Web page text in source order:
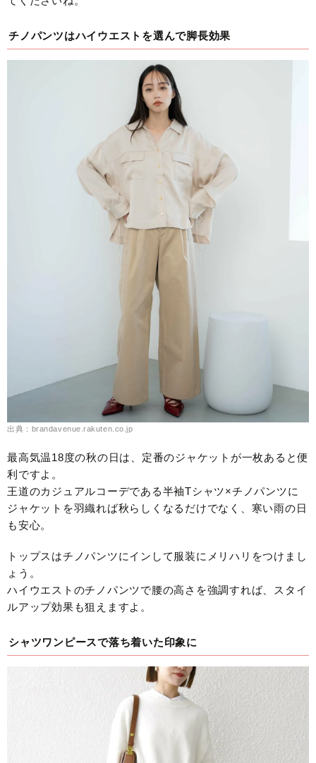
チノパンツはハイウエストを選んで脚長効果
出典：brandavenue.rakuten.co.jp
最高気温18度の秋の日は、定番のジャケットが一枚あると便
利ですよ。
王道のカジュアルコーデである半袖Tシャツ×チノパンツに
ジャケットを羽織れば秋らしくなるだけでなく、寒い雨の日
も安心。
トップスはチノパンツにインして服装にメリハリをつけまし
ょう。
ハイウエストのチノパンツで腰の高さを強調すれば、スタイ
ルアップ効果も狙えますよ。
シャツワンピースで落ち着いた印象に